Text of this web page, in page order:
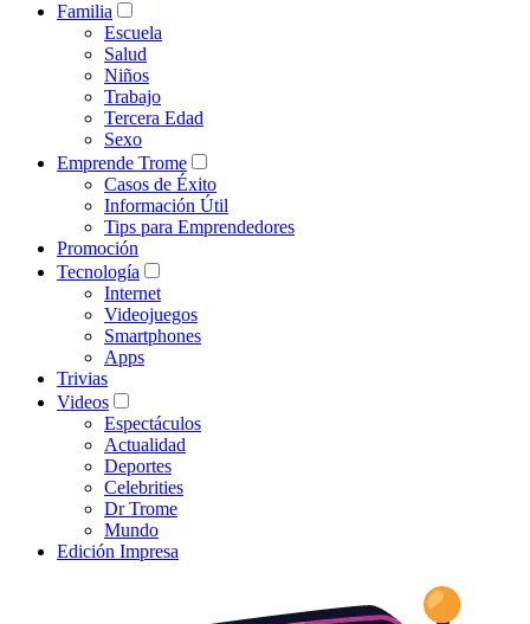
Familia
Escuela
Salud
Niños
Trabajo
Tercera Edad
Sexo
Emprende Trome
Casos de Éxito
Información Útil
Tips para Emprendedores
Promoción
Tecnología
Internet
Videojuegos
Smartphones
Apps
Trivias
Videos
Espectáculos
Actualidad
Deportes
Celebrities
Dr Trome
Mundo
Edición Impresa